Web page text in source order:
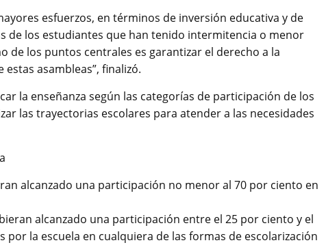
esfuerzos, en términos de inversión educativa y de
de los estudiantes que han tenido intermitencia o menor
de los puntos centrales es garantizar el derecho a la
asambleas”, finalizó.
la enseñanza según las categorías de participación de los
las trayectorias escolares para atender a las necesidades
alcanzado una participación no menor al 70 por ciento en
alcanzado una participación entre el 25 por ciento y el
la escuela en cualquiera de las formas de escolarización